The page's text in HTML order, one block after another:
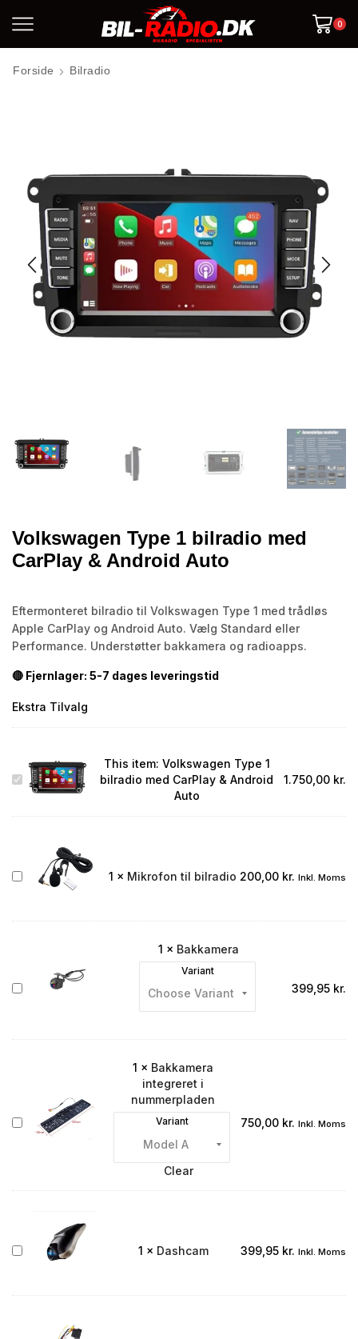
0
Forside Bilradio
Volkswagen Type 1 bilradio med
CarPlay & Android Auto
Eftermonteret bilradio til Volkswagen Type 1 med trådløs
Apple CarPlay og Android Auto. Vælg Standard eller
Performance. Understøtter bakkamera og radioapps.
🔴 Fjernlager: 5-7 dages leveringstid
Ekstra Tilvalg
Volkswagen
Type
CarPlay
&
Android
This item: Volkswagen Type 1
bilradio med CarPlay & Android
Auto
1.750,00 kr.
Mikrofon
1 × Mikrofon til bilradio 200,00 kr. Inkl. Moms
Bakkamera
1 × Bakkamera
Variant
399,95 kr.
Bakkamera
integreret
1 × Bakkamera
integreret i
nummerpladen
Variant
Clear
750,00 kr. Inkl. Moms
Dashcam 1 × Dashcam 399,95 kr. Inkl. Moms